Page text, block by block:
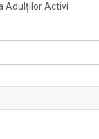
Adulților Activi